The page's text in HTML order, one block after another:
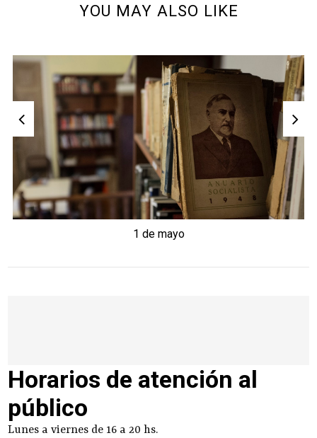
YOU MAY ALSO LIKE
1 de mayo
Horarios de atención al
público
Lunes a viernes de 16 a 20 hs.